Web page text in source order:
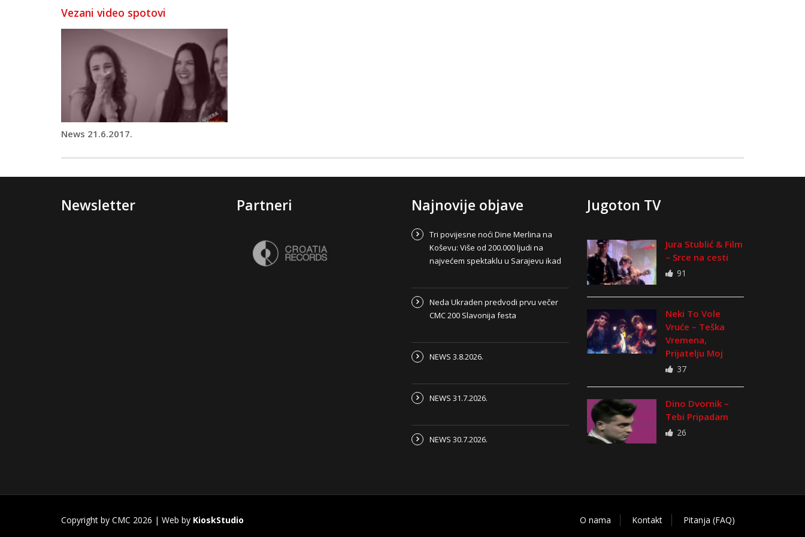
Vezani video spotovi
News 21.6.2017.
Newsletter Partneri Najnovije objave
Tri povijesne noći Dine Merlina na
Koševu: Više od 200.000 ljudi na
najvećem spektaklu u Sarajevu ikad
Neda Ukraden predvodi prvu večer
CMC 200 Slavonija festa
NEWS 3.8.2026.
NEWS 31.7.2026.
NEWS 30.7.2026.
Jugoton TV
Jura Stublić & Film
– Srce na cesti
91
Neki To Vole
Vruće – Teška
Vremena,
Prijatelju Moj
37
Dino Dvornik –
Tebi Pripadam
26
Copyright by CMC 2026 | Web by KioskStudio O nama Kontakt Pitanja (FAQ)